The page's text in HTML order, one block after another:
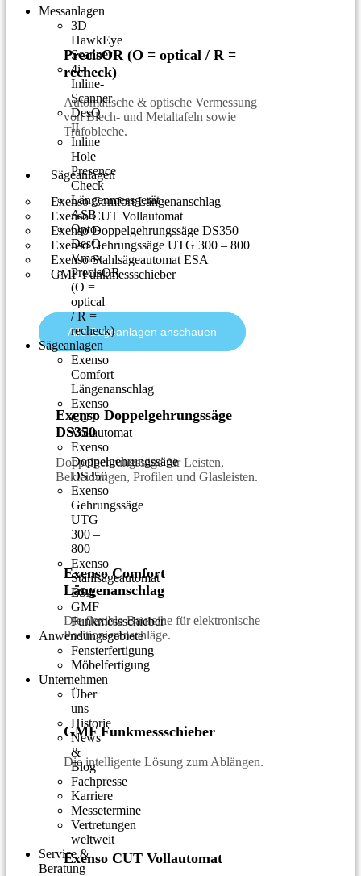
PrecisOR (O = optical / R =
recheck)
Automatische & optische Vermessung
von Blech- und Metaltafeln sowie
Trafobleche.
Sägeanlagen
Exenso Comfort Längenanschlag
Exenso CUT Vollautomat
Exenso Doppelgehrungssäge DS350
Exenso Gehrungssäge UTG 300 – 800
Exenso Stahlsägeautomat ESA
GMF Funkmessschieber
Alle Sägeanlagen anschauen
Exenso Doppelgehrungssäge
DS350
Doppelgehrungssäge für Leisten,
Bekleidungen, Profilen und Glasleisten.
Exenso Comfort
Längenanschlag
Die flexible Baureihe für elektronische
Positionieranschläge.
GMF Funkmessschieber
Die intelligente Lösung zum Ablängen.
Exenso CUT Vollautomat
Messanlagen
3D
HawkEye
Scanner
4i-
Inline-
Scanner
DesQ
II
Inline
Hole
Presence
Check
Längenmessgerät
ASB
Opto-
DesQ
Vmax
PrecisOR
(O =
optical
/ R =
recheck)
Sägeanlagen
Exenso
Comfort
Längenanschlag
Exenso
CUT
Vollautomat
Exenso
Doppelgehrungssäge
DS350
Exenso
Gehrungssäge
UTG
300 –
800
Exenso
Stahlsägeautomat
ESA
GMF
Funkmessschieber
Anwendungsgebiete
Fensterfertigung
Möbelfertigung
Unternehmen
Über
uns
Historie
News
&
Blog
Fachpresse
Karriere
Messetermine
Vertretungen
weltweit
Service &
Beratung